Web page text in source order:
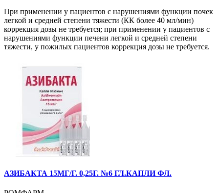
При применении у пациентов с нарушениями функции почек
легкой и средней степени тяжести (КК более 40 мл/мин)
коррекция дозы не требуется; при применении у пациентов с
нарушениями функции печени легкой и средней степени
тяжести, у пожилых пациентов коррекция дозы не требуется.
АЗИБАКТА 15МГ/Г. 0,25Г. №6 ГЛ.КАПЛИ ФЛ.